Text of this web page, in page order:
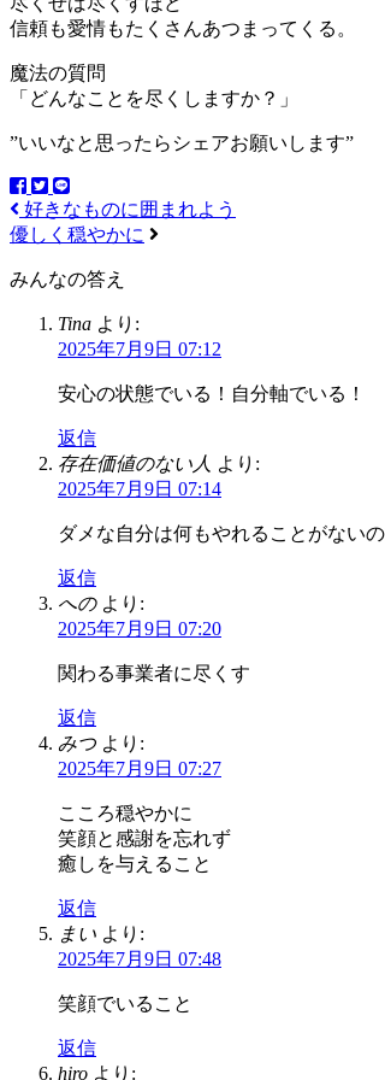
信頼も愛情もたくさんあつまってくる。
魔法の質問
「どんなことを尽くしますか？」
”いいなと思ったらシェアお願いします”
好きなものに囲まれよう
優しく穏やかに
みんなの答え
Tina より:
2025年7月9日 07:12
安心の状態でいる！自分軸でいる！
返信
存在価値のない人 より:
2025年7月9日 07:14
ダメな自分は何もやれることがない
返信
への より:
2025年7月9日 07:20
関わる事業者に尽くす
返信
みつ より:
2025年7月9日 07:27
こころ穏やかに
笑顔と感謝を忘れず
癒しを与えること
返信
まい より:
2025年7月9日 07:48
笑顔でいること
返信
hiro より: